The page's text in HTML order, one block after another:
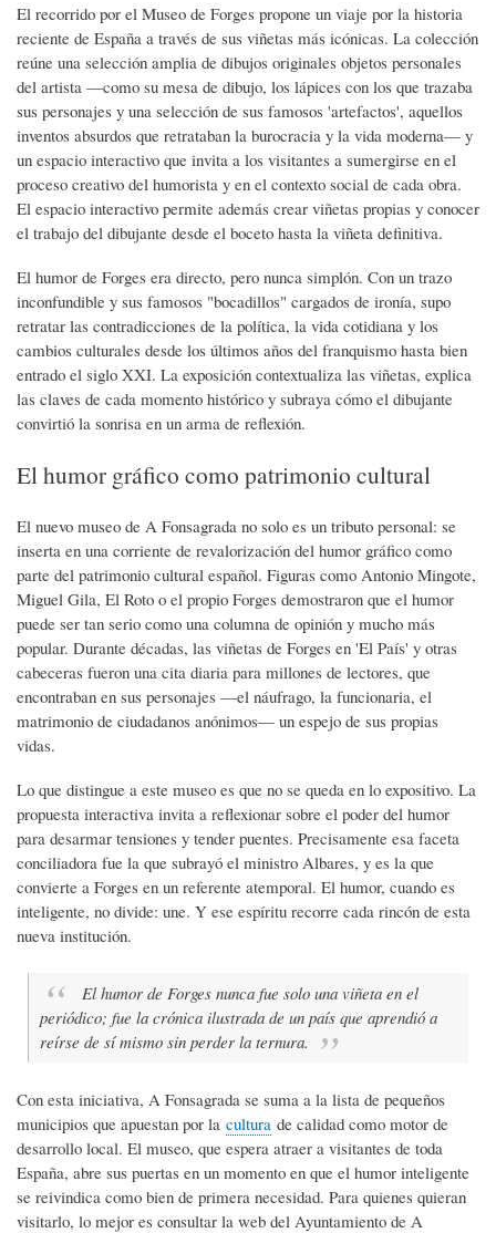
El recorrido por el Museo de Forges propone un viaje por la historia
reciente de España a través de sus viñetas más icónicas. La colección
reúne una selección amplia de dibujos originales objetos personales
del artista —como su mesa de dibujo, los lápices con los que trazaba
sus personajes y una selección de sus famosos 'artefactos', aquellos
inventos absurdos que retrataban la burocracia y la vida moderna— y
un espacio interactivo que invita a los visitantes a sumergirse en el
proceso creativo del humorista y en el contexto social de cada obra.
El espacio interactivo permite además crear viñetas propias y conocer
el trabajo del dibujante desde el boceto hasta la viñeta definitiva.
El humor de Forges era directo, pero nunca simplón. Con un trazo
inconfundible y sus famosos "bocadillos" cargados de ironía, supo
retratar las contradicciones de la política, la vida cotidiana y los
cambios culturales desde los últimos años del franquismo hasta bien
entrado el siglo XXI. La exposición contextualiza las viñetas, explica
las claves de cada momento histórico y subraya cómo el dibujante
convirtió la sonrisa en un arma de reflexión.
El humor gráfico como patrimonio cultural
El nuevo museo de A Fonsagrada no solo es un tributo personal: se
inserta en una corriente de revalorización del humor gráfico como
parte del patrimonio cultural español. Figuras como Antonio Mingote,
Miguel Gila, El Roto o el propio Forges demostraron que el humor
puede ser tan serio como una columna de opinión y mucho más
popular. Durante décadas, las viñetas de Forges en 'El País' y otras
cabeceras fueron una cita diaria para millones de lectores, que
encontraban en sus personajes —el náufrago, la funcionaria, el
matrimonio de ciudadanos anónimos— un espejo de sus propias
vidas.
Lo que distingue a este museo es que no se queda en lo expositivo. La
propuesta interactiva invita a reflexionar sobre el poder del humor
para desarmar tensiones y tender puentes. Precisamente esa faceta
conciliadora fue la que subrayó el ministro Albares, y es la que
convierte a Forges en un referente atemporal. El humor, cuando es
inteligente, no divide: une. Y ese espíritu recorre cada rincón de esta
nueva institución.
El humor de Forges nunca fue solo una viñeta en el
periódico; fue la crónica ilustrada de un país que aprendió a
reírse de sí mismo sin perder la ternura.
Con esta iniciativa, A Fonsagrada se suma a la lista de pequeños
municipios que apuestan por la cultura de calidad como motor de
desarrollo local. El museo, que espera atraer a visitantes de toda
España, abre sus puertas en un momento en que el humor inteligente
se reivindica como bien de primera necesidad. Para quienes quieran
visitarlo, lo mejor es consultar la web del Ayuntamiento de A